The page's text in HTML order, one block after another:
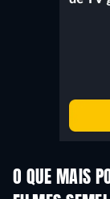
O QUE MAIS